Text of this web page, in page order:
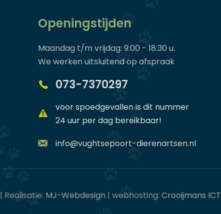
Openingstijden
Maandag t/m vrijdag: 9:00 - 18:30 u.
We werken uitsluitend op afspraak
073-7370297
voor spoedgevallen is dit nummer
24 uur per dag bereikbaar!
info@vughtsepoort-dierenartsen.nl
| Realisatie: MJ-Webdesign | webhosting: Crooijmans ICT